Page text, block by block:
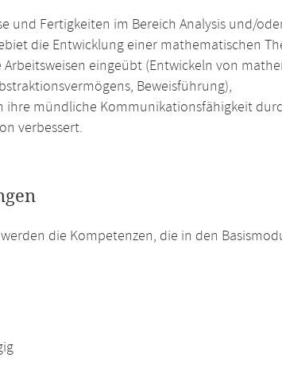
und Fertigkeiten im Bereich Analysis und/
die Entwicklung einer mathematischen
eingeübt (Entwickeln von
Beweisführung),
ihre mündliche Kommunikationsfähigkeit
verbessert.
die Kompetenzen, die in den